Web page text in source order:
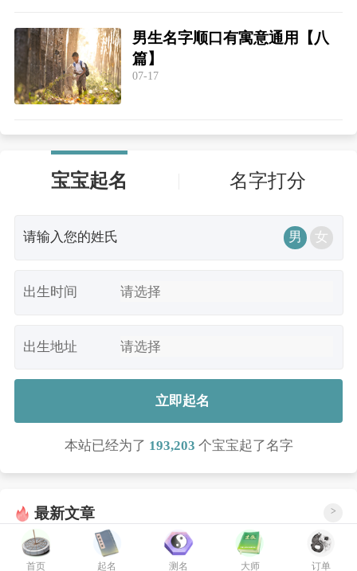
男生名字顺口有寓意通用【八
篇】
07-17
宝宝起名 名字打分
男 女
出生时间
出生地址
立即起名
本站已经为了 193,203 个宝宝起了名字
最新文章 >
缺金缺木的男宝名字汇集【7篇】 05-23
首页 起名 测名 大师 订单